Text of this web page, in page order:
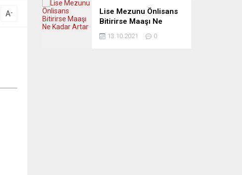
A-
Lise Mezunu Önlisans
Bitirirse Maaşı Ne
Kadar Artar
13.10.2021 0